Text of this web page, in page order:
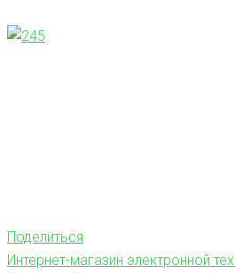
Поделиться
Интернет-магазин электронной